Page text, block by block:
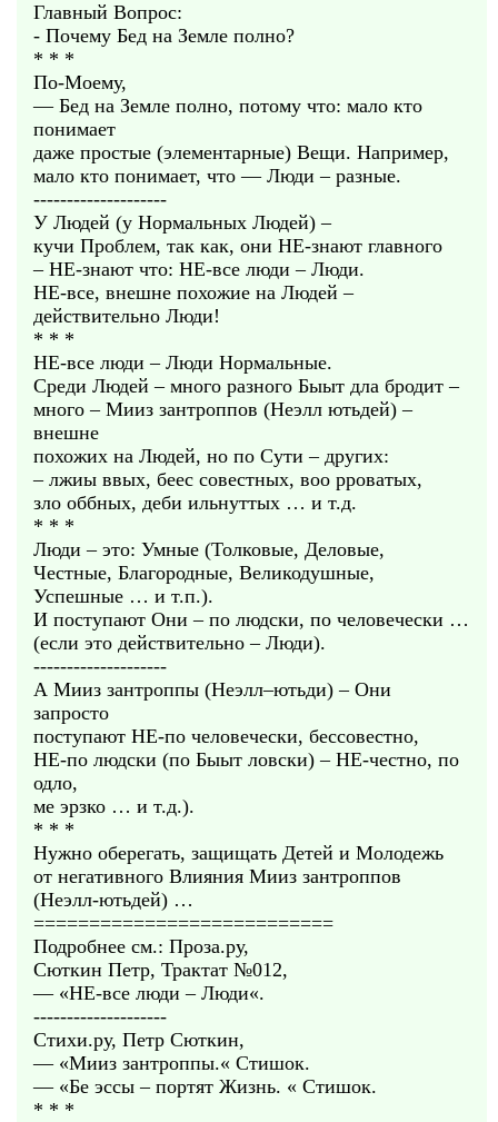
Главный Вопрос:
- Почему Бед на Земле полно?
* * *
По-Моему,
— Бед на Земле полно, потому что: мало кто
понимает
даже простые (элементарные) Вещи. Например,
мало кто понимает, что — Люди – разные.
--------------------
У Людей (у Нормальных Людей) –
кучи Проблем, так как, они НЕ-знают главного
– НЕ-знают что: НЕ-все люди – Люди.
НЕ-все, внешне похожие на Людей –
действительно Люди!
* * *
НЕ-все люди – Люди Нормальные.
Среди Людей – много разного Быыт дла бродит –
много – Мииз зантроппов (Неэлл ютьдей) –
внешне
похожих на Людей, но по Сути – других:
– лжиы ввых, беес совестных, воо рроватых,
зло оббных, деби ильнуттых … и т.д.
* * *
Люди – это: Умные (Толковые, Деловые,
Честные, Благородные, Великодушные,
Успешные … и т.п.).
И поступают Они – по людски, по человечески …
(если это действительно – Люди).
--------------------
А Мииз зантроппы (Неэлл–ютьди) – Они
запросто
поступают НЕ-по человечески, бессовестно,
НЕ-по людски (по Быыт ловски) – НЕ-честно, по
одло,
ме эрзко … и т.д.).
* * *
Нужно оберегать, защищать Детей и Молодежь
от негативного Влияния Мииз зантроппов
(Неэлл-ютьдей) …
===========================
Подробнее см.: Проза.ру,
Сюткин Петр, Трактат №012,
— «НЕ-все люди – Люди«.
--------------------
Стихи.ру, Петр Сюткин,
— «Мииз зантроппы.« Стишок.
— «Бе эссы – портят Жизнь. « Стишок.
* * *